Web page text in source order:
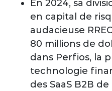
En 2024, sa
en capital de
audacieuse
80 millions de
dans Perfios, la
technologie
des SaaS B2B de